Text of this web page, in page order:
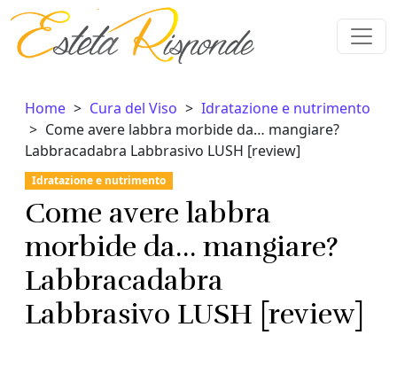
Vai al contenuto
Home Cura del Viso
Idratazione e nutrimento
Come avere labbra morbide da… mangiare?
Labbracadabra Labbrasivo LUSH [review]
Idratazione e nutrimento
Come avere labbra
morbide da… mangiare?
Labbracadabra
Labbrasivo LUSH [review]